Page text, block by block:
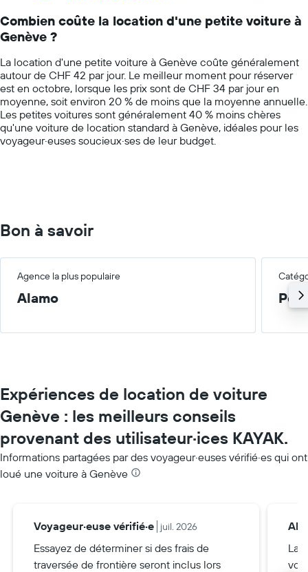
voiture
le
plus
bas
par
agence
categories.
The
has
1
Y
axis
displaying
values.
Range:
Combien coûte la location d'une petite voiture à
Genève ?
La location d'une petite voiture à Genève coûte généralement
autour de CHF 42 par jour. Le meilleur moment pour réserver
est en octobre, lorsque les prix sont de CHF 34 par jour en
moyenne, soit environ 20 % de moins que la moyenne annuelle.
Les petites voitures sont généralement 40 % moins chères
qu'une voiture de location standard à Genève, idéales pour les
voyageur·euses soucieux·ses de leur budget.
Bon à savoir
Agence la plus populaire
Alamo
Expériences de location de voiture
Genève : les meilleurs conseils
provenant des utilisateur·ices KAYAK.
Informations partagées par des voyageur·euses vérifié·es qui ont
loué une voiture à Genève
Voyageur·euse vérifié·e juil. 2026
Essayez de déterminer si des frais de
traversée de frontière seront inclus lors
La